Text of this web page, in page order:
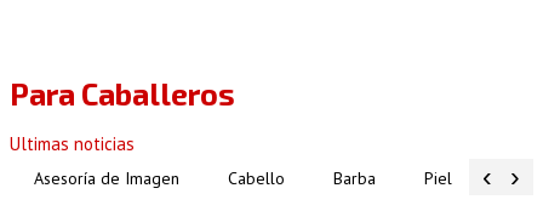
Para Caballeros
Ultimas noticias
‹
Asesoría de Imagen Cabello Barba Piel ›